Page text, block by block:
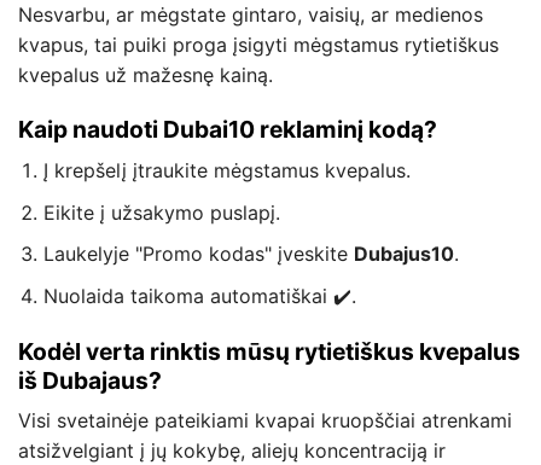
Nesvarbu, ar mėgstate gintaro, vaisių, ar medienos
kvapus, tai puiki proga įsigyti mėgstamus rytietiškus
kvepalus už mažesnę kainą.
Kaip naudoti Dubai10 reklaminį kodą?
Į krepšelį įtraukite mėgstamus kvepalus.
Eikite į užsakymo puslapį.
Laukelyje "Promo kodas" įveskite Dubajus10.
Nuolaida taikoma automatiškai ✔️.
Kodėl verta rinktis mūsų rytietiškus kvepalus
iš Dubajaus?
Visi svetainėje pateikiami kvapai kruopščiai atrenkami
atsižvelgiant į jų kokybę, aliejų koncentraciją ir